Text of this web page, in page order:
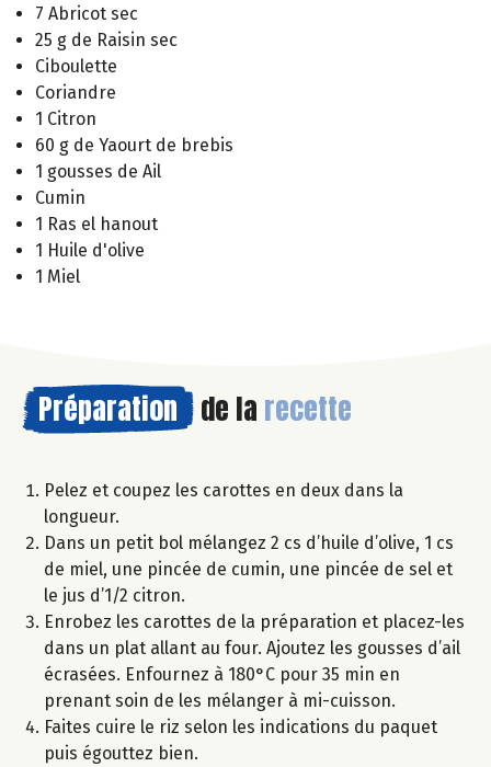
7 Abricot sec
25 g de Raisin sec
Ciboulette
Coriandre
1 Citron
60 g de Yaourt de brebis
1 gousses de Ail
Cumin
1 Ras el hanout
1 Huile d'olive
1 Miel
Préparation de la recette
Pelez et coupez les carottes en deux dans la
longueur.
Dans un petit bol mélangez 2 cs d’huile d’olive, 1 cs
de miel, une pincée de cumin, une pincée de sel et
le jus d’1/2 citron.
Enrobez les carottes de la préparation et placez-les
dans un plat allant au four. Ajoutez les gousses d’ail
écrasées. Enfournez à 180°C pour 35 min en
prenant soin de les mélanger à mi-cuisson.
Faites cuire le riz selon les indications du paquet
puis égouttez bien.